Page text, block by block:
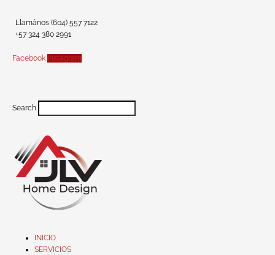
Llamános (604) 557 7122
+57 324 380 2991
Facebook Instagram
Search
INICIO
SERVICIOS